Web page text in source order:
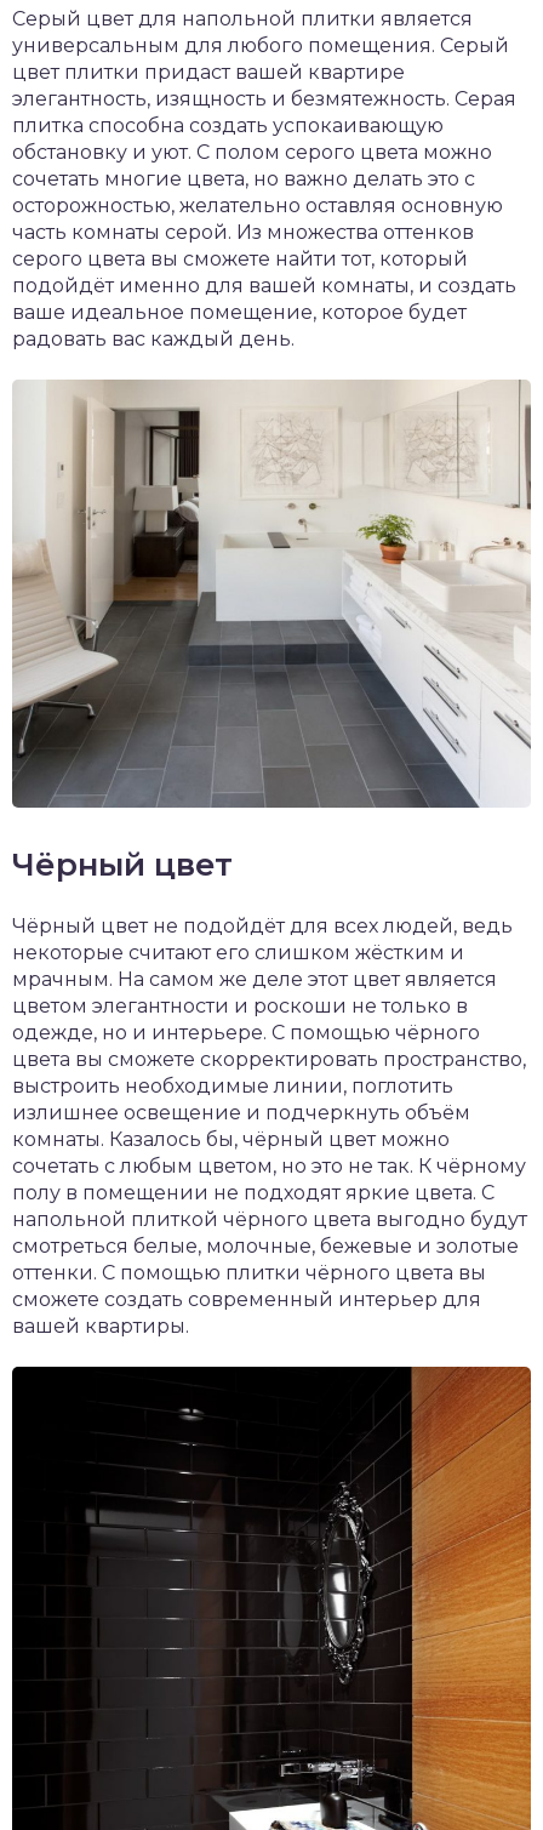
Серый цвет для напольной плитки является
универсальным для любого помещения. Серый
цвет плитки придаст вашей квартире
элегантность, изящность и безмятежность. Серая
плитка способна создать успокаивающую
обстановку и уют. С полом серого цвета можно
сочетать многие цвета, но важно делать это с
осторожностью, желательно оставляя основную
часть комнаты серой. Из множества оттенков
серого цвета вы сможете найти тот, который
подойдёт именно для вашей комнаты, и создать
ваше идеальное помещение, которое будет
радовать вас каждый день.
Чёрный цвет
Чёрный цвет не подойдёт для всех людей, ведь
некоторые считают его слишком жёстким и
мрачным. На самом же деле этот цвет является
цветом элегантности и роскоши не только в
одежде, но и интерьере. С помощью чёрного
цвета вы сможете скорректировать пространство,
выстроить необходимые линии, поглотить
излишнее освещение и подчеркнуть объём
комнаты. Казалось бы, чёрный цвет можно
сочетать с любым цветом, но это не так. К чёрному
полу в помещении не подходят яркие цвета. С
напольной плиткой чёрного цвета выгодно будут
смотреться белые, молочные, бежевые и золотые
оттенки. С помощью плитки чёрного цвета вы
сможете создать современный интерьер для
вашей квартиры.